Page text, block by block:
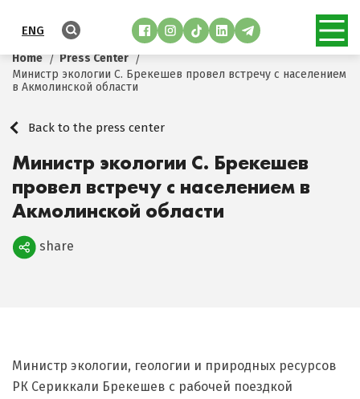
ENG
Home
Press Center
Министр экологии С. Брекешев провел встречу с населением
в Акмолинской области
Back to the press center
Министр экологии С. Брекешев
провел встречу с населением в
Акмолинской области
Поделиться
share
Министр экологии, геологии и природных ресурсов
РК Сериккали Брекешев с рабочей поездкой